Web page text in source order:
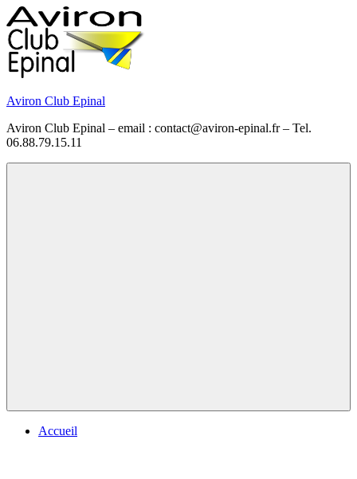
Skip
to
content
Aviron Club Epinal
Aviron Club Epinal – email : contact@aviron-epinal.fr – Tel.
06.88.79.15.11
Accueil